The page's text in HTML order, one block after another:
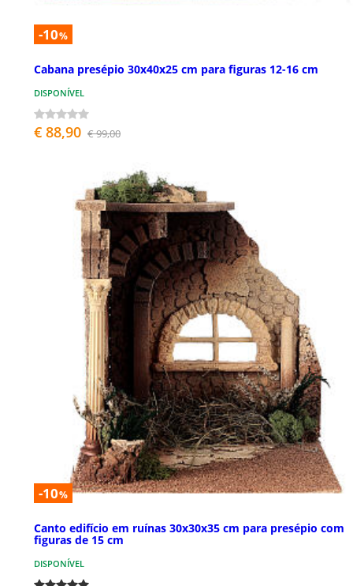
-10%
Cabana presépio 30x40x25 cm para figuras 12-16 cm
DISPONÍVEL
€ 88,90 € 99,00
-10%
Canto edifício em ruínas 30x30x35 cm para presépio com
figuras de 15 cm
DISPONÍVEL